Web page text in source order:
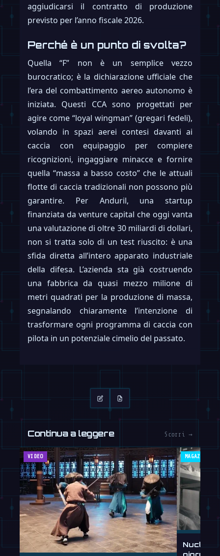
aggiudicarsi il contratto di produzione
previsto per l’anno fiscale 2026.
Perché è un punto di svolta?
Quella “F” non è un semplice vezzo
burocratico; è la dichiarazione ufficiale che
l’era del combattimento aereo autonomo è
iniziata. Questi CCA sono progettati per
agire come “loyal wingman” (gregari fedeli),
volando in spazi aerei contesi davanti ai
caccia con equipaggio per compiere
ricognizioni, ingaggiare minacce e fornire
quella “massa a basso costo” che le attuali
flotte di caccia tradizionali non possono più
garantire. Per Anduril, una startup
finanziata da venture capital che oggi vanta
una valutazione di oltre 30 miliardi di dollari,
non si tratta solo di un test riuscito: è una
sfida diretta all’intero apparato industriale
della difesa. L’azienda sta già costruendo
una fabbrica da quasi mezzo milione di
metri quadrati per la produzione di massa,
segnalando chiaramente l’intenzione di
trasformare ogni programma di caccia con
pilota in un potenziale cimelio del passato.
Continua a leggere Scorri →
VIDEO MAGAZINE
Nucleus
giorni,